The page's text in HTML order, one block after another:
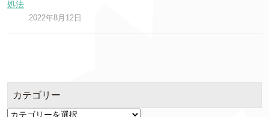
処法
2022年8月12日
カテゴリー
カ